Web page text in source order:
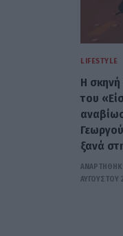
LIFESTYLE
Η
του
ξανά
ΑΥΓΟΎΣΤΟΥ